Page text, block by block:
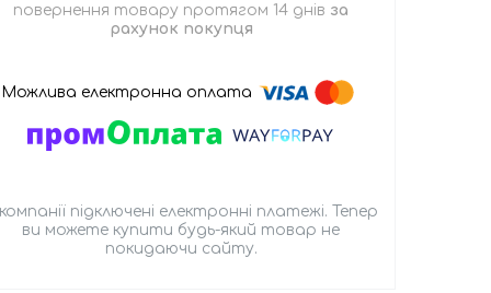
повернення товару протягом 14 днів за
рахунок покупця
підключені електронні платежі. Тепер
ви можете купити будь-який товар не
покидаючи сайту.